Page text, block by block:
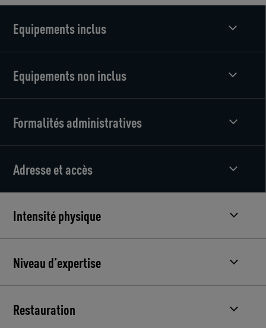
Equipements inclus
Equipements non inclus
Formalités administratives
Adresse et accès
Intensité physique
Niveau d’expertise
Restauration